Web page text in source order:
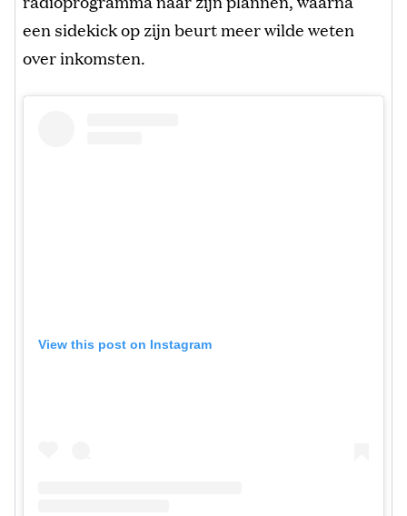
een sidekick op zijn beurt meer wilde weten
over inkomsten.
View this post on Instagram